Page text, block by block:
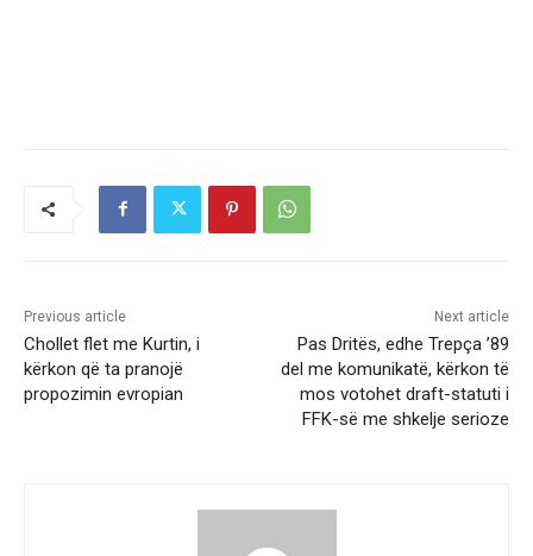
Previous article
Chollet flet me Kurtin, i
kërkon që ta pranojë
propozimin evropian
Next article
Pas Dritës, edhe Trepça ’89
del me komunikatë, kërkon të
mos votohet draft-statuti i
FFK-së me shkelje serioze